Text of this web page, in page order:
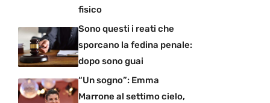
fisico
Sono questi i reati che
sporcano la fedina penale:
dopo sono guai
“Un sogno”: Emma
Marrone al settimo cielo,